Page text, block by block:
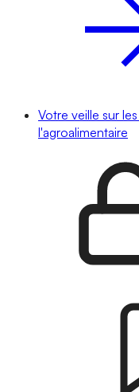
Votre veille sur
l'agroalimentaire